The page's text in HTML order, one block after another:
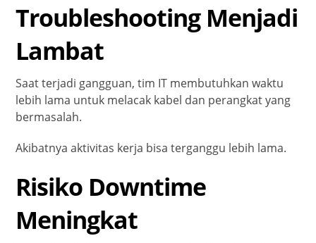
Troubleshooting Menjadi
Lambat
Saat terjadi gangguan, tim IT membutuhkan waktu
lebih lama untuk melacak kabel dan perangkat yang
bermasalah.
Akibatnya aktivitas kerja bisa terganggu lebih lama.
Risiko Downtime
Meningkat